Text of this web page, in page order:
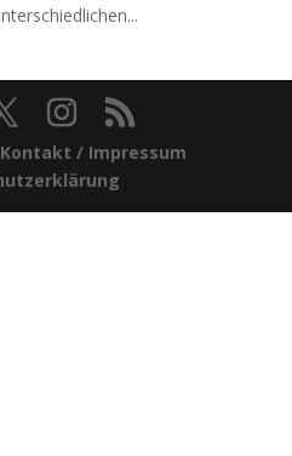
Kontakt / Impressum